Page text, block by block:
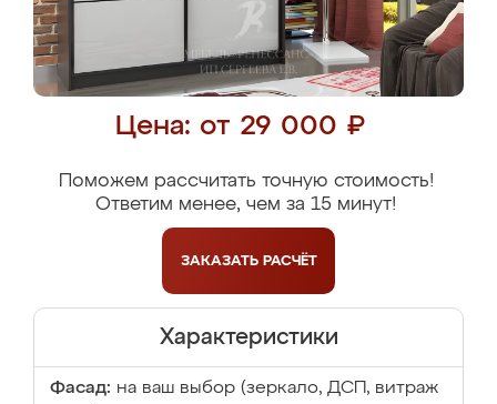
Цена: от 29 000 ₽
Поможем рассчитать точную стоимость!
Ответим менее, чем за 15 минут!
ЗАКАЗАТЬ РАСЧЁТ
Характеристики
Фасад: на ваш выбор (зеркало, ДСП, витраж